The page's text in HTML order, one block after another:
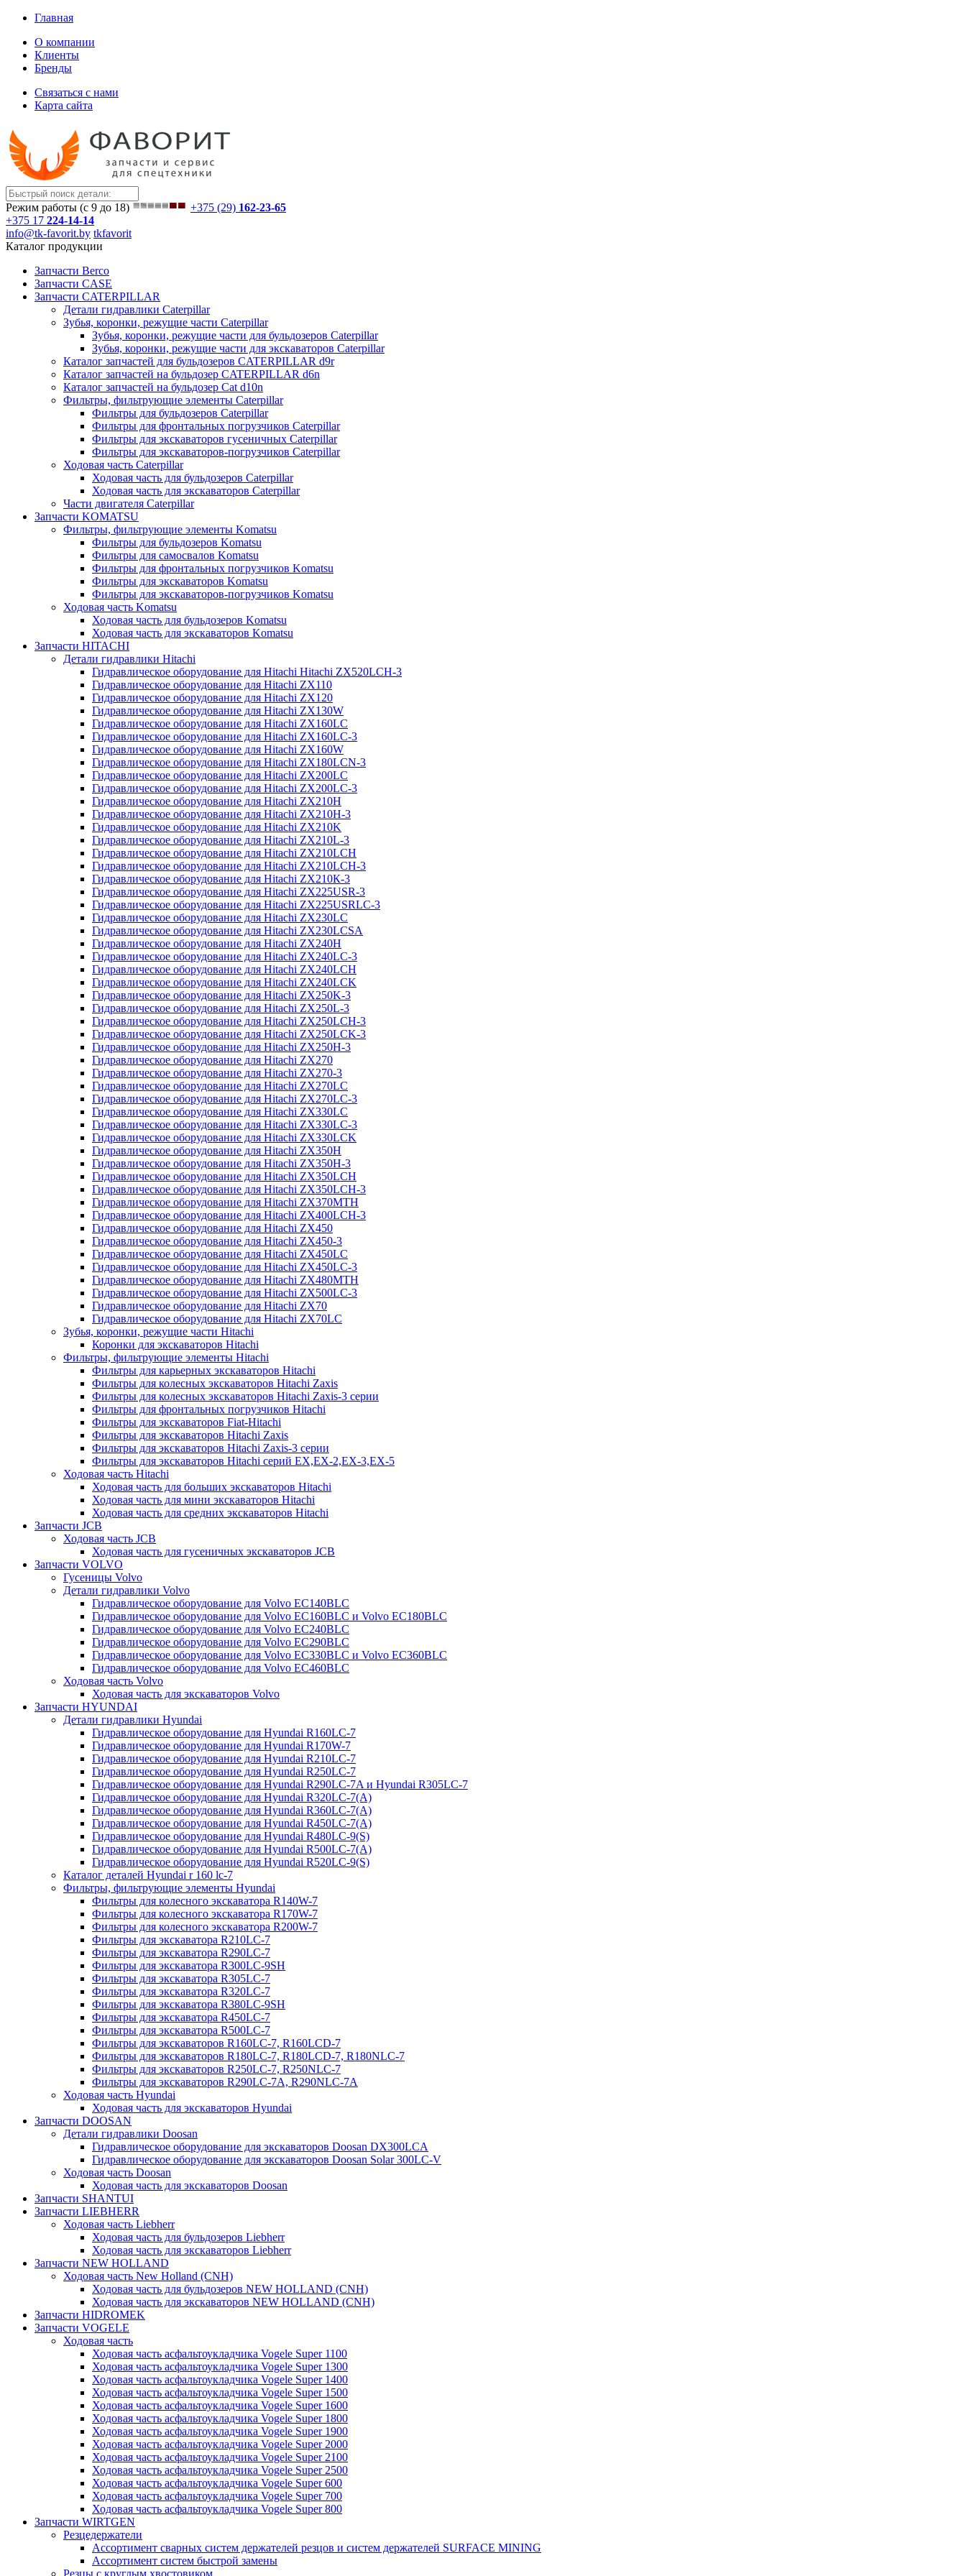
Главная
О компании
Клиенты
Бренды
Связаться с нами
Карта сайта
Режим работы (с 9 до 18) +375 (29) 162-23-65
+375 17 224-14-14
info@tk-favorit.by tkfavorit
Каталог продукции
Запчасти Berco
Запчасти CASE
Запчасти CATERPILLAR
Детали гидравлики Caterpillar
Зубья, коронки, режущие части Caterpillar
Зубья, коронки, режущие части для бульдозеров Caterpillar
Зубья, коронки, режущие части для экскаваторов Caterpillar
Каталог запчастей для бульдозеров CATERPILLAR d9r
Каталог запчастей на бульдозер CATERPILLAR d6n
Каталог запчастей на бульдозер Сat d10n
Фильтры, фильтрующие элементы Caterpillar
Фильтры для бульдозеров Caterpillar
Фильтры для фронтальных погрузчиков Caterpillar
Фильтры для экскаваторов гусеничных Caterpillar
Фильтры для экскаваторов-погрузчиков Caterpillar
Ходовая часть Caterpillar
Ходовая часть для бульдозеров Caterpillar
Ходовая часть для экскаваторов Caterpillar
Части двигателя Caterpillar
Запчасти KOMATSU
Фильтры, фильтрующие элементы Komatsu
Фильтры для бульдозеров Komatsu
Фильтры для самосвалов Komatsu
Фильтры для фронтальных погрузчиков Komatsu
Фильтры для экскаваторов Komatsu
Фильтры для экскаваторов-погрузчиков Komatsu
Ходовая часть Komatsu
Ходовая часть для бульдозеров Komatsu
Ходовая часть для экскаваторов Komatsu
Запчасти HITACHI
Детали гидравлики Hitachi
Гидравлическое оборудование для Hitachi Hitachi ZX520LCH-3
Гидравлическое оборудование для Hitachi ZX110
Гидравлическое оборудование для Hitachi ZX120
Гидравлическое оборудование для Hitachi ZX130W
Гидравлическое оборудование для Hitachi ZX160LC
Гидравлическое оборудование для Hitachi ZX160LC-3
Гидравлическое оборудование для Hitachi ZX160W
Гидравлическое оборудование для Hitachi ZX180LCN-3
Гидравлическое оборудование для Hitachi ZX200LC
Гидравлическое оборудование для Hitachi ZX200LC-3
Гидравлическое оборудование для Hitachi ZX210H
Гидравлическое оборудование для Hitachi ZX210H-3
Гидравлическое оборудование для Hitachi ZX210K
Гидравлическое оборудование для Hitachi ZX210L-3
Гидравлическое оборудование для Hitachi ZX210LCH
Гидравлическое оборудование для Hitachi ZX210LCH-3
Гидравлическое оборудование для Hitachi ZX210К-3
Гидравлическое оборудование для Hitachi ZX225USR-3
Гидравлическое оборудование для Hitachi ZX225USRLC-3
Гидравлическое оборудование для Hitachi ZX230LC
Гидравлическое оборудование для Hitachi ZX230LCSA
Гидравлическое оборудование для Hitachi ZX240H
Гидравлическое оборудование для Hitachi ZX240LC-3
Гидравлическое оборудование для Hitachi ZX240LCH
Гидравлическое оборудование для Hitachi ZX240LCK
Гидравлическое оборудование для Hitachi ZX250K-3
Гидравлическое оборудование для Hitachi ZX250L-3
Гидравлическое оборудование для Hitachi ZX250LCH-3
Гидравлическое оборудование для Hitachi ZX250LCK-3
Гидравлическое оборудование для Hitachi ZX250Н-3
Гидравлическое оборудование для Hitachi ZX270
Гидравлическое оборудование для Hitachi ZX270-3
Гидравлическое оборудование для Hitachi ZX270LC
Гидравлическое оборудование для Hitachi ZX270LC-3
Гидравлическое оборудование для Hitachi ZX330LC
Гидравлическое оборудование для Hitachi ZX330LC-3
Гидравлическое оборудование для Hitachi ZX330LCK
Гидравлическое оборудование для Hitachi ZX350H
Гидравлическое оборудование для Hitachi ZX350H-3
Гидравлическое оборудование для Hitachi ZX350LCH
Гидравлическое оборудование для Hitachi ZX350LCH-3
Гидравлическое оборудование для Hitachi ZX370MTH
Гидравлическое оборудование для Hitachi ZX400LCH-3
Гидравлическое оборудование для Hitachi ZX450
Гидравлическое оборудование для Hitachi ZX450-3
Гидравлическое оборудование для Hitachi ZX450LC
Гидравлическое оборудование для Hitachi ZX450LC-3
Гидравлическое оборудование для Hitachi ZX480MTH
Гидравлическое оборудование для Hitachi ZX500LC-3
Гидравлическое оборудование для Hitachi ZX70
Гидравлическое оборудование для Hitachi ZX70LC
Зубья, коронки, режущие части Hitachi
Коронки для экскаваторов Hitachi
Фильтры, фильтрующие элементы Hitachi
Фильтры для карьерных экскаваторов Hitachi
Фильтры для колесных экскаваторов Hitachi Zaxis
Фильтры для колесных экскаваторов Hitachi Zaxis-3 серии
Фильтры для фронтальных погрузчиков Hitachi
Фильтры для экскаваторов Fiat-Hitachi
Фильтры для экскаваторов Hitachi Zaxis
Фильтры для экскаваторов Hitachi Zaxis-3 серии
Фильтры для экскаваторов Hitachi серий EX,EX-2,EX-3,EX-5
Ходовая часть Hitachi
Ходовая часть для больших экскаваторов Hitachi
Ходовая часть для мини экскаваторов Hitachi
Ходовая часть для средних экскаваторов Hitachi
Запчасти JCB
Ходовая часть JCB
Ходовая часть для гусеничных экскаваторов JCB
Запчасти VOLVO
Гусеницы Volvo
Детали гидравлики Volvo
Гидравлическое оборудование для Volvo EC140BLC
Гидравлическое оборудование для Volvo EC160BLC и Volvo EC180BLC
Гидравлическое оборудование для Volvo EC240BLC
Гидравлическое оборудование для Volvo EC290BLC
Гидравлическое оборудование для Volvo EC330BLC и Volvo EC360BLC
Гидравлическое оборудование для Volvo EC460BLC
Ходовая часть Volvo
Ходовая часть для экскаваторов Volvo
Запчасти HYUNDAI
Детали гидравлики Hyundai
Гидравлическое оборудование для Hyundai R160LC-7
Гидравлическое оборудование для Hyundai R170W-7
Гидравлическое оборудование для Hyundai R210LC-7
Гидравлическое оборудование для Hyundai R250LC-7
Гидравлическое оборудование для Hyundai R290LC-7A и Hyundai R305LC-7
Гидравлическое оборудование для Hyundai R320LC-7(A)
Гидравлическое оборудование для Hyundai R360LC-7(A)
Гидравлическое оборудование для Hyundai R450LC-7(A)
Гидравлическое оборудование для Hyundai R480LC-9(S)
Гидравлическое оборудование для Hyundai R500LC-7(A)
Гидравлическое оборудование для Hyundai R520LC-9(S)
Каталог деталей Hyundai r 160 lc-7
Фильтры, фильтрующие элементы Hyundai
Фильтры для колесного экскаватора R140W-7
Фильтры для колесного экскаватора R170W-7
Фильтры для колесного экскаватора R200W-7
Фильтры для экскаватора R210LC-7
Фильтры для экскаватора R290LC-7
Фильтры для экскаватора R300LC-9SH
Фильтры для экскаватора R305LC-7
Фильтры для экскаватора R320LC-7
Фильтры для экскаватора R380LC-9SH
Фильтры для экскаватора R450LC-7
Фильтры для экскаватора R500LC-7
Фильтры для экскаваторов R160LC-7, R160LCD-7
Фильтры для экскаваторов R180LC-7, R180LCD-7, R180NLC-7
Фильтры для экскаваторов R250LC-7, R250NLC-7
Фильтры для экскаваторов R290LC-7A, R290NLC-7A
Ходовая часть Hyundai
Ходовая часть для экскаваторов Hyundai
Запчасти DOOSAN
Детали гидравлики Doosan
Гидравлическое оборудование для экскаваторов Doosan DX300LCA
Гидравлическое оборудование для экскаваторов Doosan Solar 300LC-V
Ходовая часть Doosan
Ходовая часть для экскаваторов Doosan
Запчасти SHANTUI
Запчасти LIEBHERR
Ходовая часть Liebherr
Ходовая часть для бульдозеров Liebherr
Ходовая часть для экскаваторов Liebherr
Запчасти NEW HOLLAND
Ходовая часть New Holland (CNH)
Ходовая часть для бульдозеров NEW HOLLAND (CNH)
Ходовая часть для экскаваторов NEW HOLLAND (CNH)
Запчасти HIDROMEK
Запчасти VOGELE
Ходовая часть
Ходовая часть асфальтоукладчика Vogele Super 1100
Ходовая часть асфальтоукладчика Vogele Super 1300
Ходовая часть асфальтоукладчика Vogele Super 1400
Ходовая часть асфальтоукладчика Vogele Super 1500
Ходовая часть асфальтоукладчика Vogele Super 1600
Ходовая часть асфальтоукладчика Vogele Super 1800
Ходовая часть асфальтоукладчика Vogele Super 1900
Ходовая часть асфальтоукладчика Vogele Super 2000
Ходовая часть асфальтоукладчика Vogele Super 2100
Ходовая часть асфальтоукладчика Vogele Super 2500
Ходовая часть асфальтоукладчика Vogele Super 600
Ходовая часть асфальтоукладчика Vogele Super 700
Ходовая часть асфальтоукладчика Vogele Super 800
Запчасти WIRTGEN
Резцедержатели
Ассортимент сварных систем держателей резцов и систем держателей SURFACE MINING
Ассортимент систем быстрой замены
Резцы с круглым хвостовиком